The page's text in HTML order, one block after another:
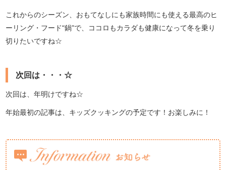
これからのシーズン、おもてなしにも家族時間にも使える最高のヒ
ーリング・フード“鍋”で、ココロもカラダも健康になって冬を乗り
切りたいですね☆
次回は・・・☆
次回は、年明けですね☆
年始最初の記事は、キッズクッキングの予定です！お楽しみに！